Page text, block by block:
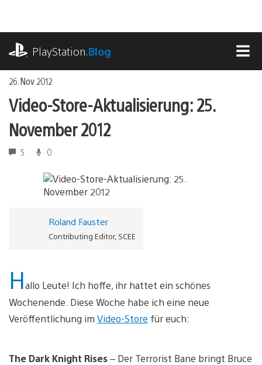
springen
PlayStation.Blog
26. Nov 2012
Video-Store-Aktualisierung: 25.
November 2012
5 0
Roland Fauster
Contributing Editor, SCEE
Hallo Leute! Ich hoffe, ihr hattet ein schönes
Wochenende. Diese Woche habe ich eine neue
Veröffentlichung im Video-Store für euch:
The Dark Knight Rises– Der Terrorist Bane bringt Bruce